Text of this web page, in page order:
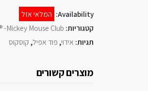
Availability:
המלאי אזל
קטגוריות: -Mickey Mouse Club
תגיות: אידוי, פוד אפיל, קוסקוס
מוצרים קשורים